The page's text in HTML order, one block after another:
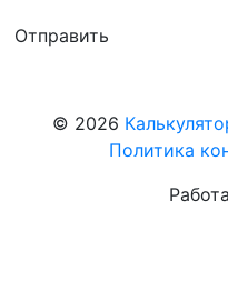
© 2026
Политика